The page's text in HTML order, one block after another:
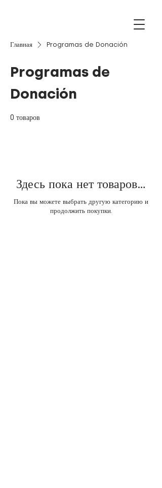
Главная Programas de Donación
Programas de
Donación
0 товаров
Здесь пока нет товаров...
Пока вы можете выбрать другую категорию и
продолжить покупки.